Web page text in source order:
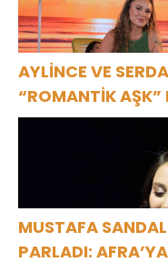
AYLİNCE VE
“ROMANTİK AŞK”
MUSTAFA
PARLADI: